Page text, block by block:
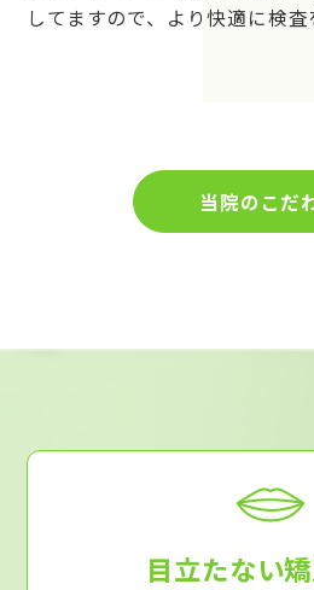
してますので、より快適に検査
当院のこだ
目立たない